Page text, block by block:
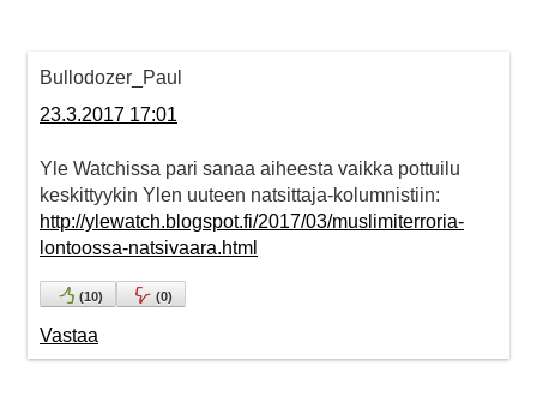
Bullodozer_Paul
23.3.2017 17:01
Yle Watchissa pari sanaa aiheesta vaikka pottuilu
keskittyykin Ylen uuteen natsittaja-kolumnistiin:
http://ylewatch.blogspot.fi/2017/03/muslimiterroria-
lontoossa-natsivaara.html
(10) (0)
Vastaa